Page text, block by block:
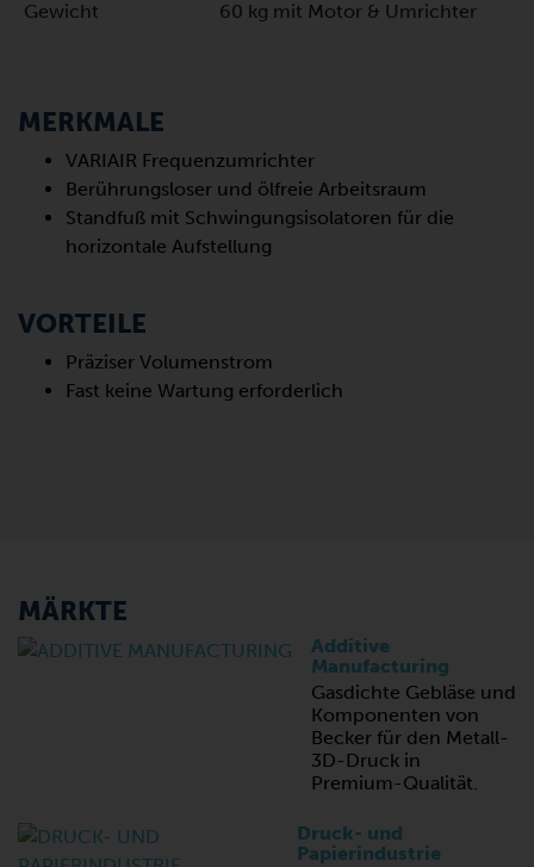
Gewicht
60 kg mit Motor & Umrichter
MERKMALE
VARIAIR Frequenzumrichter
Berührungsloser und ölfreie Arbeitsraum
Standfuß mit Schwingungsisolatoren für die
horizontale Aufstellung
VORTEILE
Präziser Volumenstrom
Fast keine Wartung erforderlich
MÄRKTE
Additive
Manufacturing
Gasdichte Gebläse und
Komponenten von
Becker für den Metall-
3D-Druck in
Premium-Qualität.
Druck- und
Papierindustrie